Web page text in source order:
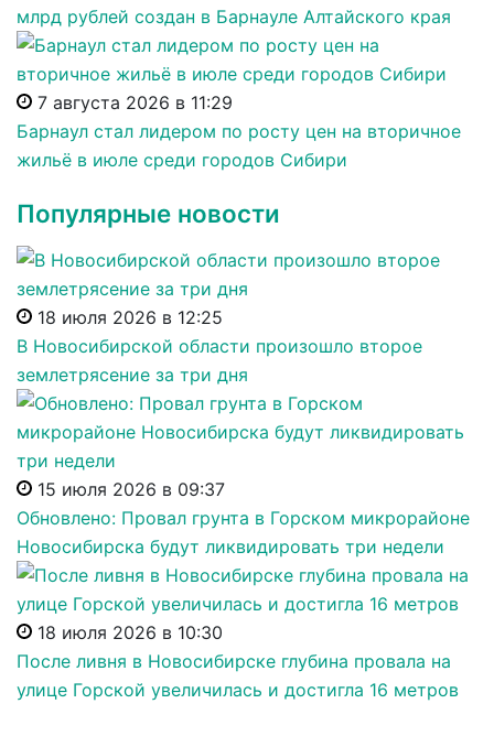
млрд рублей создан в Барнауле Алтайского края
7 августа 2026 в 11:29
Барнаул стал лидером по росту цен на вторичное
жильё в июле среди городов Сибири
Популярные новости
18 июля 2026 в 12:25
В Новосибирской области произошло второе
землетрясение за три дня
15 июля 2026 в 09:37
Обновлено: Провал грунта в Горском микрорайоне
Новосибирска будут ликвидировать три недели
18 июля 2026 в 10:30
После ливня в Новосибирске глубина провала на
улице Горской увеличилась и достигла 16 метров